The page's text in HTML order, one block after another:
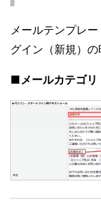
メールテンプレ
グイン（新規）の
■メールカテゴリ